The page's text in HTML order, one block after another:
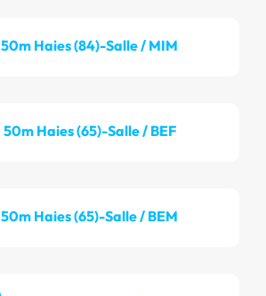
50m Haies (84)-Salle / MIM
50m Haies (65)-Salle / BEF
50m Haies (65)-Salle / BEM